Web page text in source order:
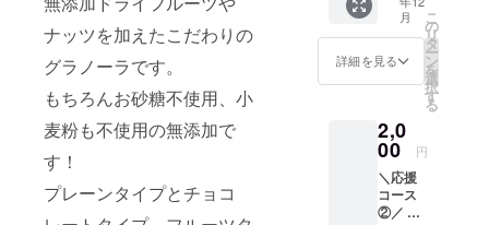
ナッツを加えたこだわりの
グラノーラです。
もちろんお砂糖不使用、小
麦粉も不使用の無添加で
す！
プレーンタイプとチョコ
メッ
セージ
を、
メール
にてお
届けい
す。 支
援のみ
のリ
ターン
も欲し
いとい
月
詳細を見る
こ
の
リ
タ
ー
ン
を
選
択
す
る
2,0
00 円
＼応援
コース
②／ 【